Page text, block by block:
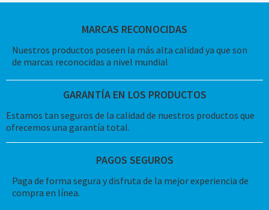
MARCAS RECONOCIDAS
Nuestros productos poseen la más alta calidad ya que son
de marcas reconocidas a nivel mundial
GARANTÍA EN LOS PRODUCTOS
Estamos tan seguros de la calidad de nuestros productos que
ofrecemos una garantía total.
PAGOS SEGUROS
Paga de forma segura y disfruta de la mejor experiencia de
compra en línea.